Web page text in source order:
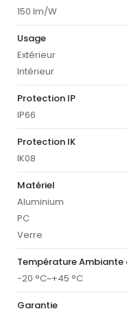
150 lm/W
Usage
Extérieur
Intérieur
Protection IP
IP66
Protection IK
IK08
Matériel
Aluminium
PC
Verre
Température Ambiante
-20 °C~+45 °C
Garantie